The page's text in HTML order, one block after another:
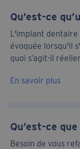
Qu’est-ce
L'implant
évoquée lorsqu'il
quoi s’agit-il
En savoir plus
Qu’est-ce
Besoin de vous